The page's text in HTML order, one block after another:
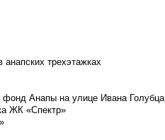
трехэтажках
фонд Анапы на улице Ивана Голубца
ЖК «Спектр»